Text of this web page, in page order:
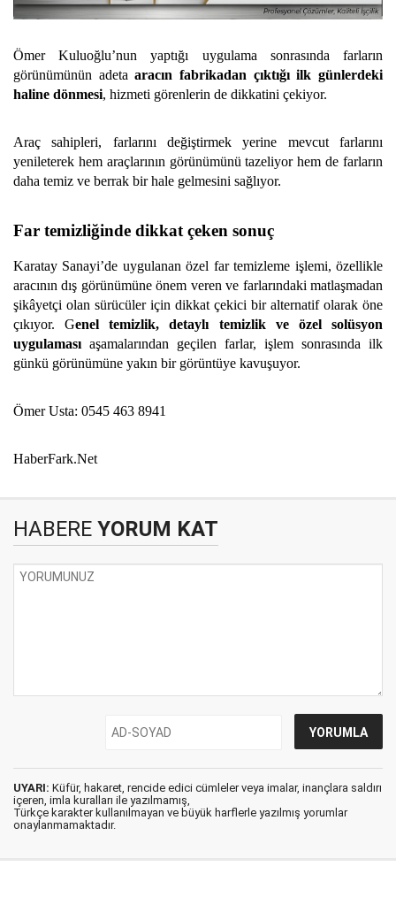
Ömer Kuluoğlu’nun yaptığı uygulama sonrasında farların
görünümünün adetaaracın fabrikadan çıktığı ilk günlerdeki
haline dönmesi, hizmeti görenlerin de dikkatini çekiyor.
Araç sahipleri, farlarını değiştirmek yerine mevcut farlarını
yenileterek hem araçlarının görünümünü tazeliyor hem de farların
daha temiz ve berrak bir hale gelmesini sağlıyor.
Far temizliğinde dikkat çeken sonuç
Karatay Sanayi’de uygulanan özel far temizleme işlemi, özellikle
aracının dış görünümüne önem veren ve farlarındaki matlaşmadan
şikâyetçi olan sürücüler için dikkat çekici bir alternatif olarak öne
çıkıyor. Genel temizlik, detaylı temizlik ve özel solüsyon
uygulaması aşamalarından geçilen farlar, işlem sonrasında ilk
günkü görünümüne yakın bir görüntüye kavuşuyor.
Ömer Usta: 0545 463 8941
HaberFark.Net
HABERE YORUM KAT
UYARI: Küfür, hakaret, rencide edici cümleler veya imalar, inançlara saldırı
içeren, imla kuralları ile yazılmamış,
Türkçe karakter kullanılmayan ve büyük harflerle yazılmış yorumlar
onaylanmamaktadır.